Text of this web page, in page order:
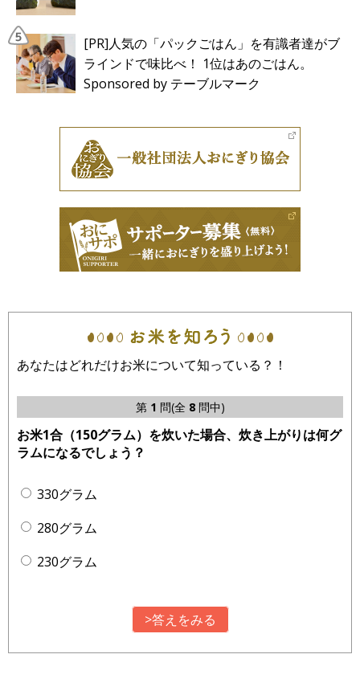
[PR]人気の「パックごはん」を有識者達がブ
ラインドで味比べ！ 1位はあのごはん。
Sponsored by テーブルマーク
あなたはどれだけお米について知っている？！
第 1 問(全 8問中)
お米1合（150グラム）を炊いた場合、炊き上がりは何グ
ラムになるでしょう？
330グラム
280グラム
230グラム
>答えをみる